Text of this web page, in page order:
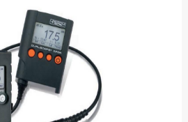
liu56817@126.com